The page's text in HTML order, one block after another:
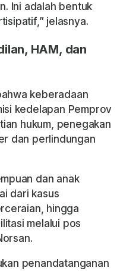
Ini adalah bentuk
jelasnya.
HAM, dan
keberadaan
kedelapan Pemprov
hukum, penegakan
dan perlindungan
dan anak
dari kasus
hingga
melalui pos
penandatanganan